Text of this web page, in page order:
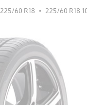
225/60 R18 • 225/60 R18